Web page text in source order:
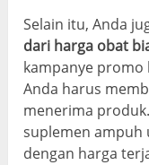
Selain itu, Anda
dari harga obat
kampanye promo
Anda harus
menerima
suplemen
dengan harga